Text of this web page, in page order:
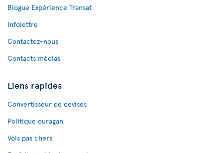
Blogue Expérience Transat
Infolettre
Contactez-nous
Contacts médias
Liens rapides
Convertisseur de devises
Politique ouragan
Vols pas chers